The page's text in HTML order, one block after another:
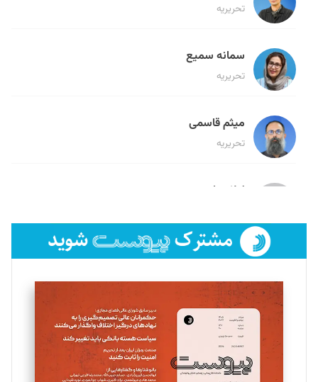
تحریریه
سمانه سمیع
تحریریه
میثم قاسمی
تحریریه
لیلا حنارود
فائزه فتحی رستمی
تحریریه
سروش کرمیان
تحریریه